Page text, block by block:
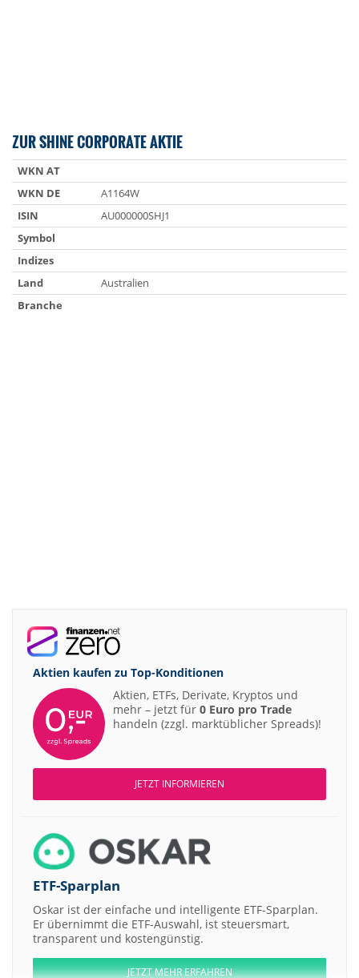
ZUR SHINE CORPORATE AKTIE
WKN AT
WKN DE
A1164W
ISIN
AU000000SHJ1
Symbol
Indizes
Land
Australien
Branche
Aktien kaufen zu Top-Konditionen
Aktien, ETFs, Derivate, Kryptos und
mehr – jetzt für 0 Euro pro Trade
handeln (zzgl. marktüblicher Spreads)!
JETZT INFORMIEREN
ETF-Sparplan
Oskar ist der einfache und intelligente ETF-Sparplan.
Er übernimmt die ETF-Auswahl, ist steuersmart,
transparent und kostengünstig.
JETZT MEHR ERFAHREN